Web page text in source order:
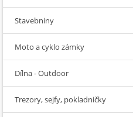
Stavebniny
Moto a cyklo zámky
Dílna - Outdoor
Trezory, sejfy, pokladničky